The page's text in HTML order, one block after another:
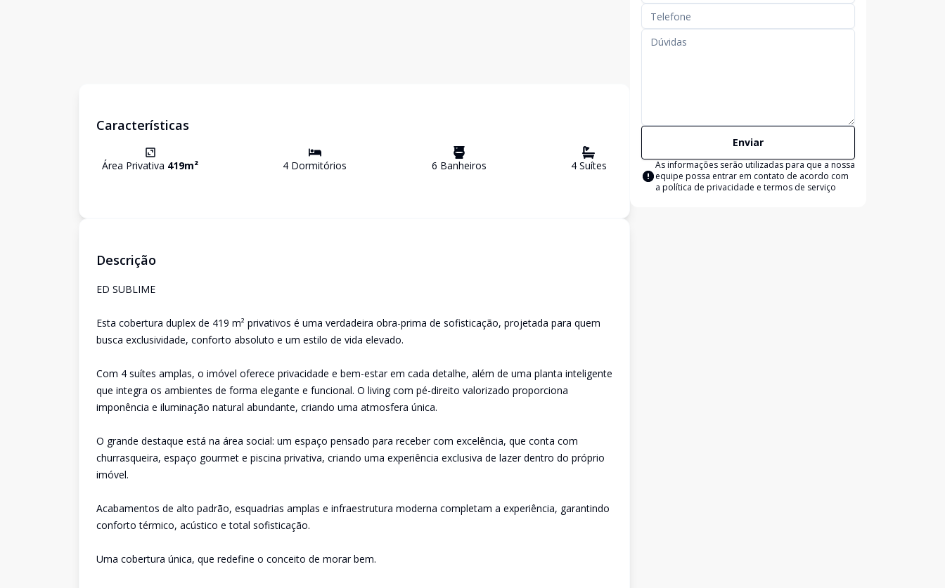
Características
Área Privativa 419m² 4 Dormitórios 6 Banheiros 4Suítes
Descrição
ED SUBLIME
Esta cobertura duplex de 419 m² privativos é uma verdadeira obra-prima de sofisticação, projetada para quem
busca exclusividade, conforto absoluto e um estilo de vida elevado.
Com 4 suítes amplas, o imóvel oferece privacidade e bem-estar em cada detalhe, além de uma planta inteligente
que integra os ambientes de forma elegante e funcional. O living com pé-direito valorizado proporciona
imponência e iluminação natural abundante, criando uma atmosfera única.
O grande destaque está na área social: um espaço pensado para receber com excelência, que conta com
churrasqueira, espaço gourmet e piscina privativa, criando uma experiência exclusiva de lazer dentro do próprio
imóvel.
Acabamentos de alto padrão, esquadrias amplas e infraestrutura moderna completam a experiência, garantindo
conforto térmico, acústico e total sofisticação.
Uma cobertura única, que redefine o conceito de morar bem.
Enviar
As informações serão utilizadas para que a nossa
equipe possa entrar em contato de acordo com
a política de privacidade e termos de serviço